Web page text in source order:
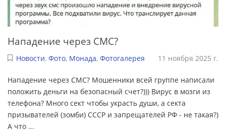
Нападение через СМС?
Новости, Фото, Монада, Фотогалерея 11 ноября 2025 г.
Нападение через СМС? Мошенники всей группе написали
положить деньги на безопасный счет?))) Вирус в мозги из
телефона? Много сект чтобы украсть души, а секта
призывателей (зомби) СССР и запрещателей РФ - не такая?)
А что ...